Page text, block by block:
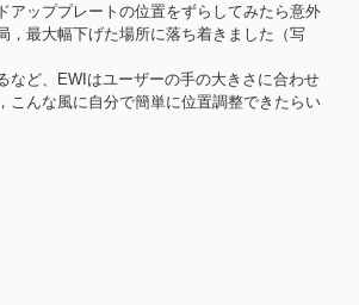
アッププレートの位置をずらしてみたら意外
，最大幅下げた場所に落ち着きました（写
ど、EWIはユーザーの手の大きさに合わせ
こんな風に自分で簡単に位置調整できたらい